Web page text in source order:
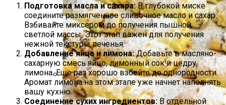
Создание Декоративных Вставок С
Контрастными Цветами
Полезно Ли Спать Днем?
Подготовка масла и сахара:В глубокой миске
соедините размягченное сливочное масло и сахар.
Взбивайте миксером до получения пышной,
светлой массы. Этот этап важен для получения
нежной текстуры печенья.
Добавление яйца и лимона:Добавьте в масляно-
сахарную смесь яйцо, лимонный сок и цедру
лимона. Еще раз хорошо взбейте до однородности.
Аромат лимона на этом этапе уже начнет наполнять
вашу кухню.
Соединение сухих ингредиентов: В отдельной